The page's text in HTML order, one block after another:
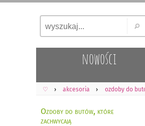
nowości
♡ akcesoria ozdoby do
Ozdoby do butów, które
zachwycają